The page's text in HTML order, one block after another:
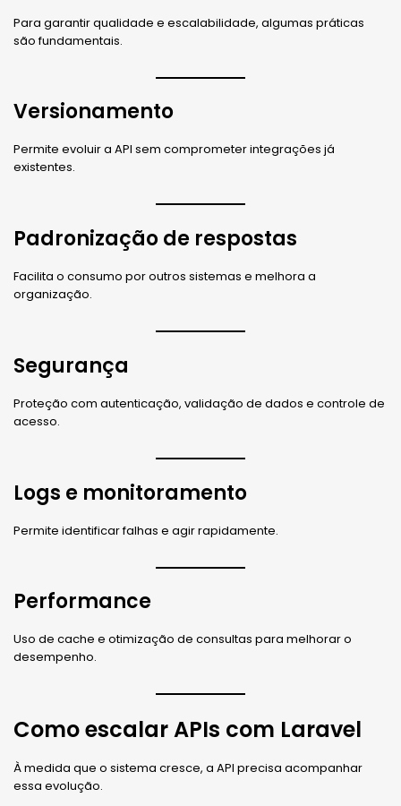
Para garantir qualidade e escalabilidade, algumas práticas
são fundamentais.
Versionamento
Permite evoluir a API sem comprometer integrações já
existentes.
Padronização de respostas
Facilita o consumo por outros sistemas e melhora a
organização.
Segurança
Proteção com autenticação, validação de dados e controle de
acesso.
Logs e monitoramento
Permite identificar falhas e agir rapidamente.
Performance
Uso de cache e otimização de consultas para melhorar o
desempenho.
Como escalar APIs com Laravel
À medida que o sistema cresce, a API precisa acompanhar
essa evolução.